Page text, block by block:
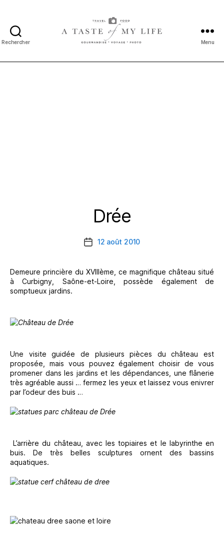
Rechercher
taste
Menu
Catégories
Drée
Date12 août 2010
Demeure princière du XVIIIème, ce magnifique château situé
à Curbigny, Saône-et-Loire, possède également de
somptueux jardins.
Une visite guidée de plusieurs pièces du château est
proposée, mais vous pouvez également choisir de vous
promener dans les jardins et les dépendances, une flânerie
très agréable aussi … fermez les yeux et laissez vous enivrer
par l’odeur des buis …
L’arrière du château, avec les topiaires et le labyrinthe en
buis. De très belles sculptures ornent des bassins
aquatiques.